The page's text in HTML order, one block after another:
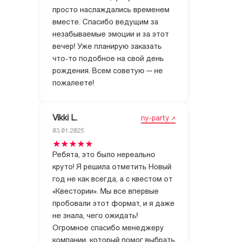
просто наслаждались временем
вместе. Спасибо ведущим за
незабываемые эмоции и за этот
вечер! Уже планирую заказать
что-то подобное на свой день
рождения. Всем советую — не
пожалеете!
Vikki L. ny-party
03.01.2025
Ребята, это было нереально
круто! Я решила отметить Новый
год не как всегда, а с квестом от
«Квестории». Мы все впервые
пробовали этот формат, и я даже
не знала, чего ожидать!
Огромное спасибо менеджеру